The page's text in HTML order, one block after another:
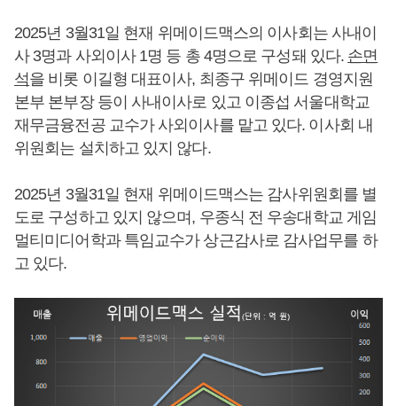
2025년 3월31일 현재 위메이드맥스의 이사회는 사내이
사 3명과 사외이사 1명 등 총 4명으로 구성돼 있다. 손면
석을 비롯 이길형 대표이사, 최종구 위메이드 경영지원
본부 본부장 등이 사내이사로 있고 이종섭 서울대학교
재무금융전공 교수가 사외이사를 맡고 있다. 이사회 내
위원회는 설치하고 있지 않다.
2025년 3월31일 현재 위메이드맥스는 감사위원회를 별
도로 구성하고 있지 않으며, 우종식 전 우송대학교 게임
멀티미디어학과 특임교수가 상근감사로 감사업무를 하
고 있다.